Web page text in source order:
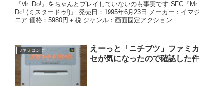
『Mr. Do!』をちゃんとプレイしていないのも事実です SFC『Mr.
Do! (ミスタードゥ!)』 発売日：1995年6月23日 メーカー：イマジ
ニア 価格：5980円＋税 ジャンル：画面固定アクション...
ファミコン
えーっと「ニチブツ」ファミカ
セが気になったので確認した件